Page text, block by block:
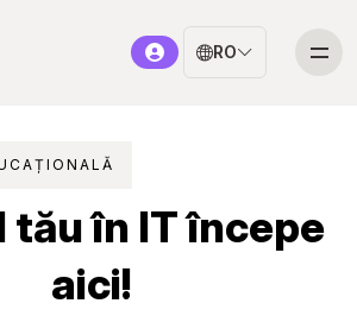
RO
în IT începe
aici!